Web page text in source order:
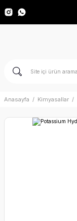
Anasayfa Kimyasallar